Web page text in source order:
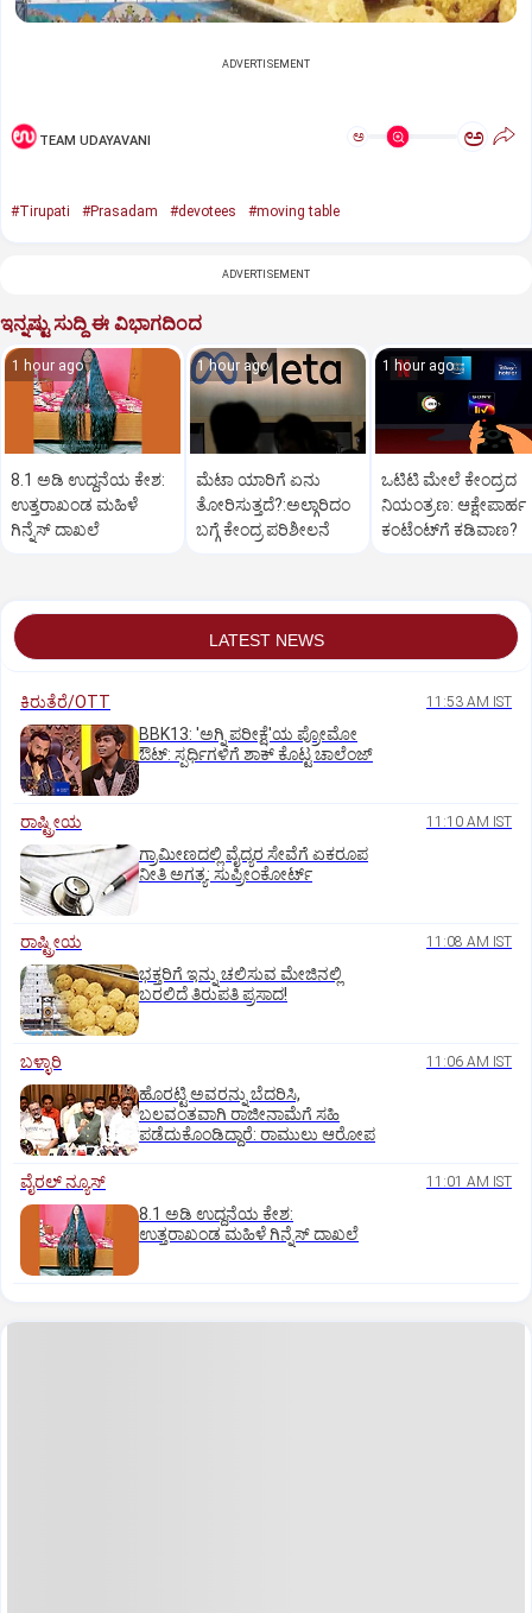
ADVERTISEMENT
TEAM UDAYAVANI ಅ ಅ
#Tirupati #Prasadam #devotees #moving table
ADVERTISEMENT
ಇನ್ನಷ್ಟು ಸುದ್ದಿ ಈ ವಿಭಾಗದಿಂದ
1 hour ago
8.1 ಅಡಿ ಉದ್ದನೆಯ ಕೇಶ:
ಉತ್ತರಾಖಂಡ ಮಹಿಳೆ
ಗಿನ್ನೆಸ್‌ ದಾಖಲೆ
1 hour ago
ಮೆಟಾ ಯಾರಿಗೆ ಏನು
ತೋರಿಸುತ್ತದೆ?:ಅಲ್ಗಾರಿದಂ
ಬಗ್ಗೆ ಕೇಂದ್ರ ಪರಿಶೀಲನೆ
1 hour ago
ಒಟಿಟಿ ಮೇಲೆ ಕೇಂದ್ರದ
ನಿಯಂತ್ರಣ: ಆಕ್ಷೇಪಾರ್ಹ
ಕಂಟೆಂಟ್‌ಗೆ ಕಡಿವಾಣ?
LATEST NEWS
ಕಿರುತೆರೆ/OTT 11:53 AM IST
BBK13: 'ಅಗ್ನಿ ಪರೀಕ್ಷೆ'ಯ ಪ್ರೋಮೋ
ಔಟ್: ಸ್ಪರ್ಧಿಗಳಿಗೆ ಶಾಕ್ ಕೊಟ್ಟ ಚಾಲೆಂಜ್
ರಾಷ್ಟ್ರೀಯ 11:10 AM IST
ಗ್ರಾಮೀಣದಲ್ಲಿ ವೈದ್ಯರ ಸೇವೆಗೆ ಏಕರೂಪ
ನೀತಿ ಅಗತ್ಯ: ಸುಪ್ರೀಂಕೋರ್ಟ್‌
ರಾಷ್ಟ್ರೀಯ 11:08 AM IST
ಭಕ್ತರಿಗೆ ಇನ್ನು ಚಲಿಸುವ ಮೇಜಿನಲ್ಲಿ
ಬರಲಿದೆ ತಿರುಪತಿ ಪ್ರಸಾದ!
ಬಳ್ಳಾರಿ 11:06 AM IST
ಹೊರಟ್ಟಿ ಅವರನ್ನು ಬೆದರಿಸಿ,
ಬಲವಂತವಾಗಿ ರಾಜೀನಾಮೆಗೆ ಸಹಿ
ಪಡೆದುಕೊಂಡಿದ್ದಾರೆ: ರಾಮುಲು ಆರೋಪ
ವೈರಲ್ ನ್ಯೂಸ್ 11:01 AM IST
8.1 ಅಡಿ ಉದ್ದನೆಯ ಕೇಶ:
ಉತ್ತರಾಖಂಡ ಮಹಿಳೆ ಗಿನ್ನೆಸ್‌ ದಾಖಲೆ